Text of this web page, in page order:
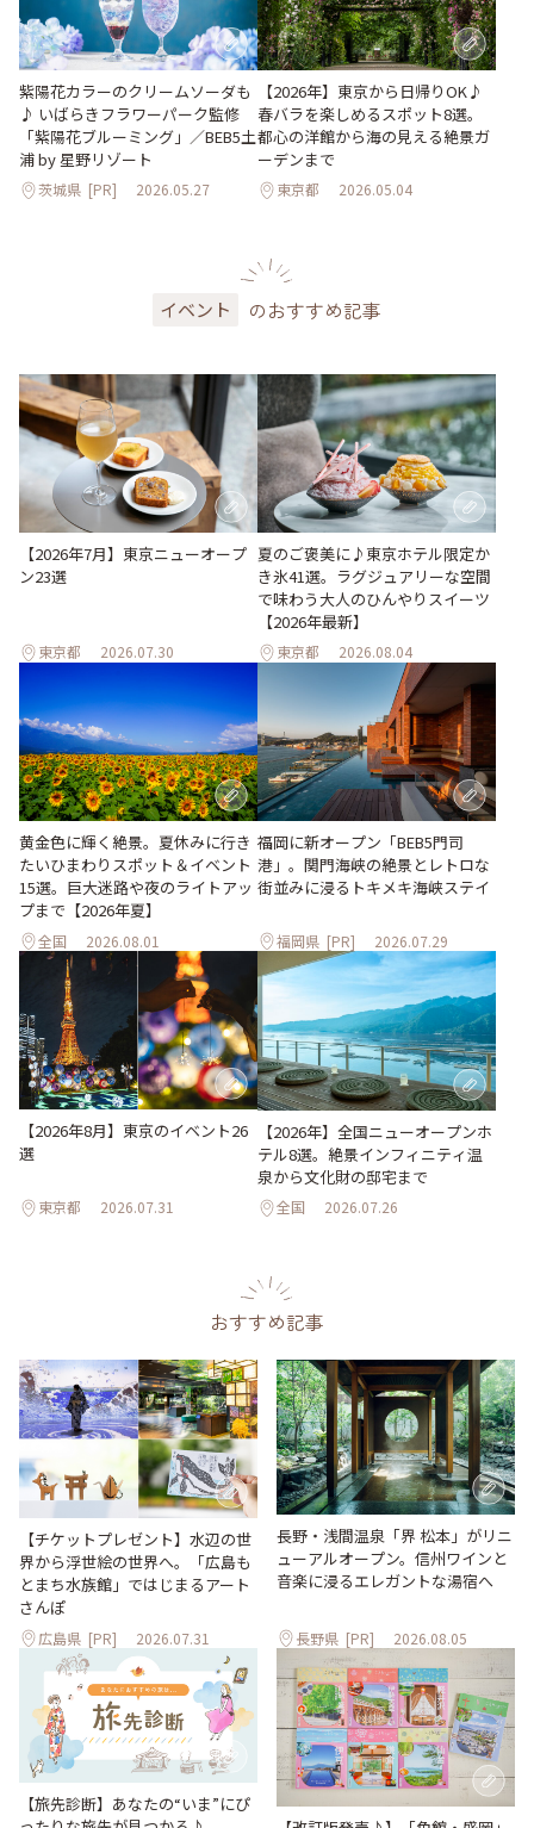
紫陽花カラーのクリームソーダも
♪ いばらきフラワーパーク監修
「紫陽花ブルーミング」／BEB5土
浦 by 星野リゾート
茨城県 [PR] 2026.05.27
【2026年】東京から日帰りOK♪
春バラを楽しめるスポット8選。
都心の洋館から海の見える絶景ガ
ーデンまで
東京都 2026.05.04
イベント のおすすめ記事
【2026年7月】東京ニューオープ
ン23選
東京都 2026.07.30
夏のご褒美に♪東京ホテル限定か
き氷41選。ラグジュアリーな空間
で味わう大人のひんやりスイーツ
【2026年最新】
東京都 2026.08.04
黄金色に輝く絶景。夏休みに行き
たいひまわりスポット＆イベント
15選。巨大迷路や夜のライトアッ
プまで【2026年夏】
全国 2026.08.01
福岡に新オープン「BEB5門司
港」。関門海峡の絶景とレトロな
街並みに浸るトキメキ海峡ステイ
福岡県 [PR] 2026.07.29
【2026年8月】東京のイベント26
選
東京都 2026.07.31
【2026年】全国ニューオープンホ
テル8選。絶景インフィニティ温
泉から文化財の邸宅まで
全国 2026.07.26
おすすめ記事
【チケットプレゼント】水辺の世
界から浮世絵の世界へ。「広島も
とまち水族館」ではじまるアート
さんぽ
広島県 [PR] 2026.07.31
長野・浅間温泉「界 松本」がリニ
ューアルオープン。信州ワインと
音楽に浸るエレガントな湯宿へ
長野県 [PR] 2026.08.05
【旅先診断】あなたの“いま”にぴ